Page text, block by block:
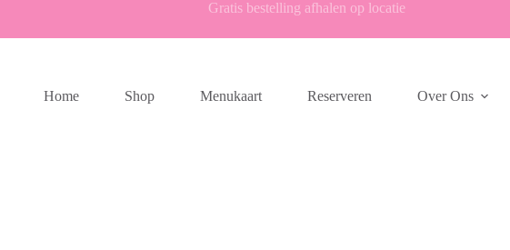
Gratis bestelling afhalen op locatie
Home Shop Menukaart Reserveren Over Ons